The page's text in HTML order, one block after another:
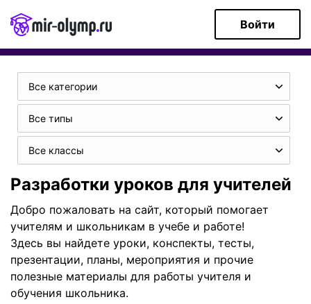
Войти
Все категории
Все типы
Все классы
Разработки уроков для учителей
Добро пожаловать на сайт, который помогает
учителям и школьникам в учебе и работе!
Здесь вы найдете уроки, конспекты, тесты,
презентации, планы, мероприятия и прочие
полезные материалы для работы учителя и
обучения школьника.